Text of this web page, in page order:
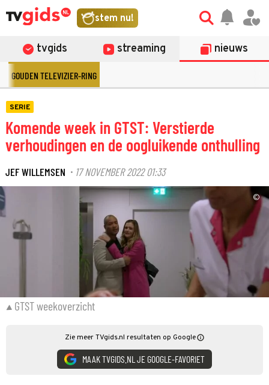
stem nu!
tvgids streaming nieuws
GOUDEN TELEVIZIER-RING
SERIE
Komende week in GTST: Verstierde
verhoudingen en de oogluikende onthulling
JEF WILLEMSEN · 17 NOVEMBER 2022 01:33
©
GTST weekoverzicht
Zie meer TVgids.nl resultaten op Google
MAAK TVGIDS.NL JE GOOGLE-FAVORIET